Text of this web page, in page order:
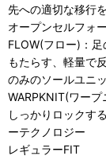
先への適切な移行
オープンセルフォ
FLOW(フロー)：
もたらす、軽量で
のみのソールユニ
WARPKNIT(ワー
しっかりロックす
ーテクノロジー
レギュラーFIT